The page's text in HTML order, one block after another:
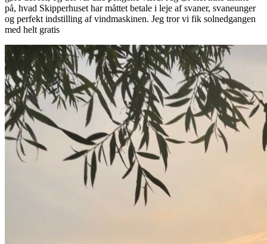
på, hvad Skipperhuset har måttet betale i leje af svaner, svaneunger
og perfekt indstilling af vindmaskinen. Jeg tror vi fik solnedgangen
med helt gratis